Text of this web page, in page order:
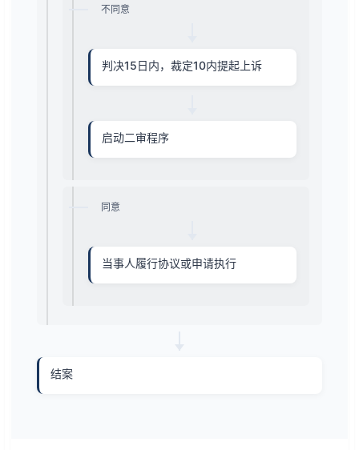
不同意
判决15日内，裁定10内提起上诉
启动二审程序
同意
当事人履行协议或申请执行
结案